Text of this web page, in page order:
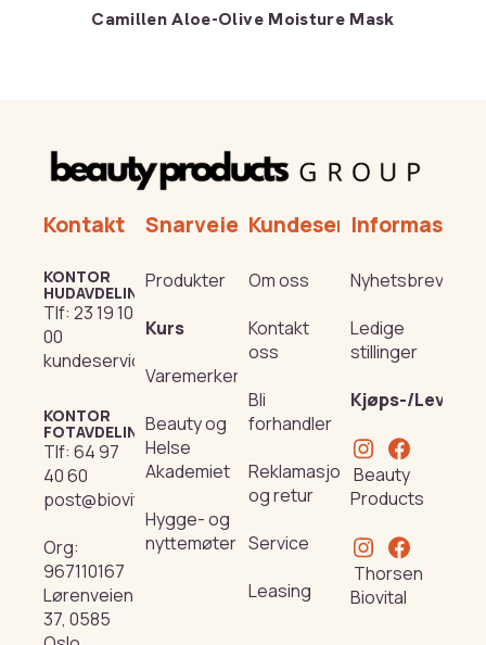
Camillen Aloe-Olive Moisture Mask
Kontakt
KONTOR
HUDAVDELING
Tlf: 23 19 10
00
kundeservice@beautyproducts.no
KONTOR
FOTAVDELING
Tlf: 64 97
40 60
post@biovital.no
Org:
967110167
Lørenveien
37, 0585
Snarveier
Produkter
Kurs
Varemerker
Beauty og
Helse
Akademiet
Hygge- og
nyttemøter
Kundeservice
Om oss
Kontakt
oss
Bli
forhandler
Reklamasjon
og retur
Service
Leasing
Informasjon
Nyhetsbrev
Ledige
stillinger
Kjøps-/
Beauty
Products
Thorsen
Biovital